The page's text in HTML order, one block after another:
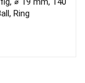
Ring